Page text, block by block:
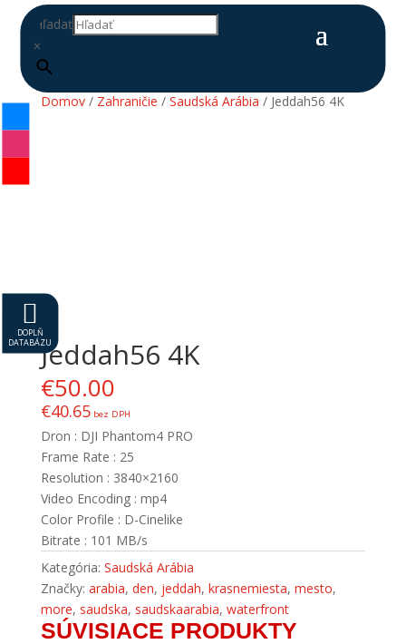
Hľadať
×

DOPLŇ
DATABÁZU
Domov/ Zahraničie / Saudská Arábia / Jeddah56 4K
Jeddah56 4K
€50.00
€40.65bez DPH
Dron : DJI Phantom4 PRO
Frame Rate : 25
Resolution : 3840×2160
Video Encoding : mp4
Color Profile : D-Cinelike
Bitrate : 101 MB/s
Kategória: Saudská Arábia
Značky: arabia, den, jeddah, krasnemiesta, mesto,
more, saudska, saudskaarabia, waterfront
SÚVISIACE PRODUKTY